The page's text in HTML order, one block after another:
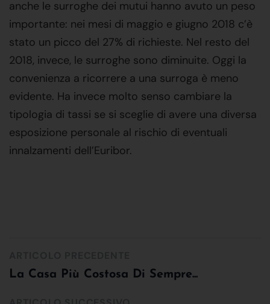
anche le surroghe dei mutui hanno avuto un peso
importante: nei mesi di maggio e giugno 2018 c’è
stato un picco del 27% di richieste. Nel resto del
2018, invece, le surroghe sono diminuite. Oggi la
convenienza a ricorrere a una surroga è meno
evidente. Ha invece molto senso cambiare la
tipologia di tassi se si sceglie di avere una diversa
esposizione personale al rischio di eventuali
innalzamenti dell’Euribor.
La Casa Più Costosa Di Sempre...